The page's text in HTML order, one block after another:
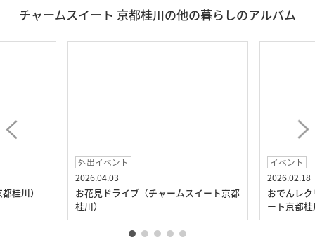
チャームスイート 京都桂川の他の暮らしのアルバム
桂川）
外出イベント
2026.04.03
お花見ドライブ（チャームスイート京都
桂川）
イベント
2026.02.18
おでんレ
ート京都